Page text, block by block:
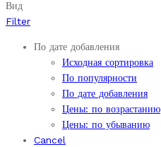
Вид
Filter
По дате добавления
Исходная сортировка
По популярности
По дате добавления
Цены: по возрастанию
Цены: по убыванию
Cancel